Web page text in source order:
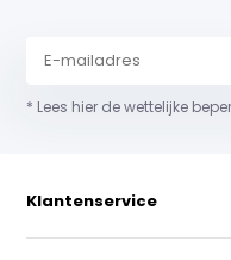
* Lees hier de wettelijke
Klantenservice